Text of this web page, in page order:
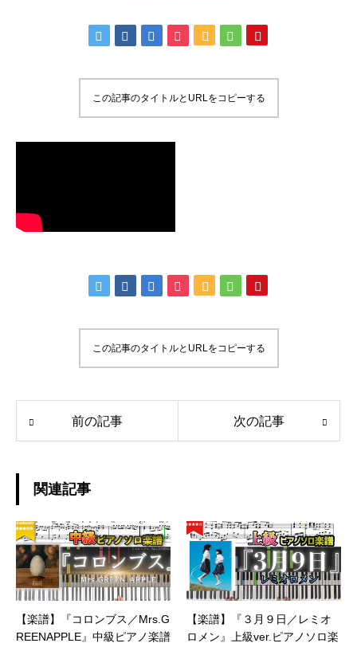
この記事のタイトルとURLをコピーする
この記事のタイトルとURLをコピーする
前の記事 次の記事
関連記事
【楽譜】『コロンブス／Mrs.G
REENAPPLE』中級ピアノ楽譜
【楽譜】『３月９日／レミオ
ロメン』上級ver.ピアノソロ楽